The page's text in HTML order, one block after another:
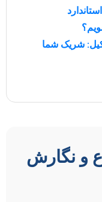
شریک شما
و نگارش